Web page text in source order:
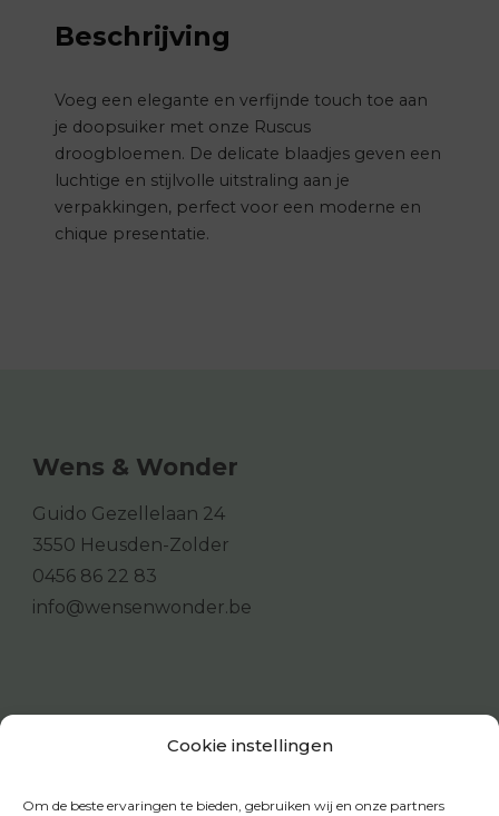
Cookie instellingen
Om de beste ervaringen te bieden, gebruiken wij en onze partners
Beschrijving
Voeg een elegante en verfijnde touch toe aan
je doopsuiker met onze Ruscus
droogbloemen. De delicate blaadjes geven een
luchtige en stijlvolle uitstraling aan je
verpakkingen, perfect voor een moderne en
chique presentatie.
Wens & Wonder
Guido Gezellelaan 24
3550 Heusden-Zolder
0456 86 22 83
info@wensenwonder.be